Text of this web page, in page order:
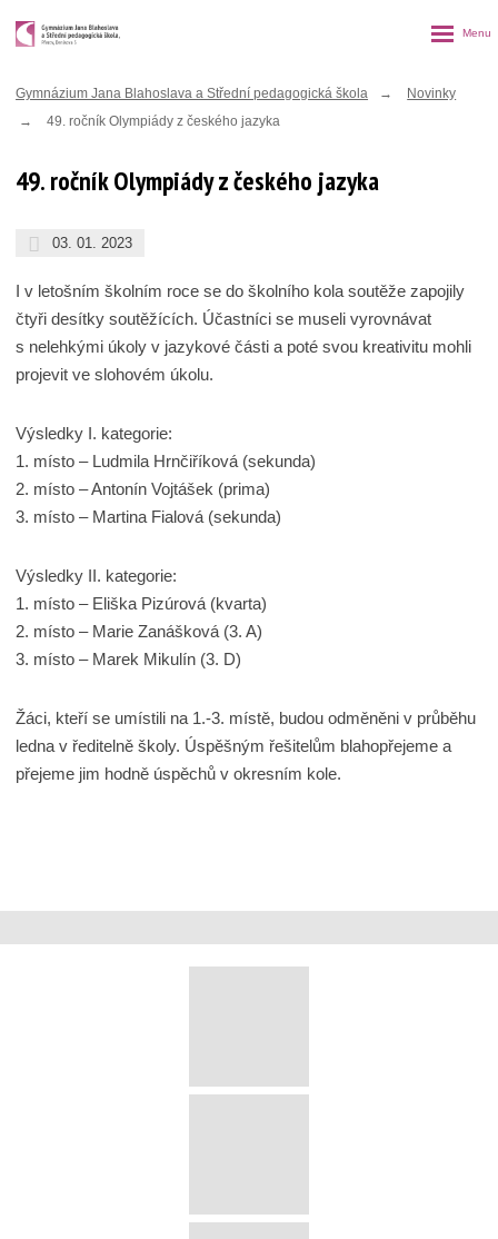
Gymnázium Jana Blahoslava a Střední pedagogická škola
Novinky
49. ročník Olympiády z českého jazyka
49. ročník Olympiády z českého jazyka
03. 01. 2023
I v letošním školním roce se do školního kola soutěže zapojily
čtyři desítky soutěžících. Účastníci se museli vyrovnávat
s nelehkými úkoly v jazykové části a poté svou kreativitu mohli
projevit ve slohovém úkolu.
Výsledky I. kategorie:
1. místo – Ludmila Hrnčiříková (sekunda)
2. místo – Antonín Vojtášek (prima)
3. místo – Martina Fialová (sekunda)
Výsledky II. kategorie:
1. místo – Eliška Pizúrová (kvarta)
2. místo – Marie Zanášková (3. A)
3. místo – Marek Mikulín (3. D)
Žáci, kteří se umístili na 1.-3. místě, budou odměněni v průběhu
ledna v ředitelně školy. Úspěšným řešitelům blahopřejeme a
přejeme jim hodně úspěchů v okresním kole.